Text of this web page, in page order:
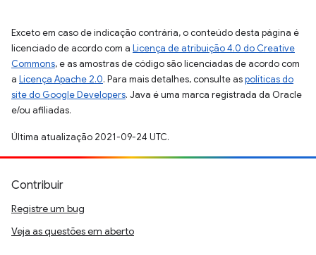
Exceto em caso de indicação contrária, o conteúdo desta página é
licenciado de acordo com a Licença de atribuição 4.0 do Creative
Commons, e as amostras de código são licenciadas de acordo com
a Licença Apache 2.0. Para mais detalhes, consulte aspolíticas do
site do Google Developers. Java é uma marca registrada da Oracle
e/ou afiliadas.
Última atualização 2021-09-24 UTC.
Contribuir
Registre um bug
Veja as questões em aberto